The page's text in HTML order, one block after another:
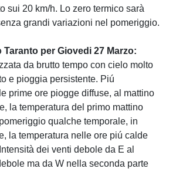
sui 20 km/h. Lo zero termico sarà
grandi variazioni nel pomeriggio.
Taranto per Giovedi 27 Marzo:
da brutto tempo con cielo molto
e pioggia persistente. Piú
prime ore piogge diffuse, al mattino
la temperatura del primo mattino
qualche temporale, in
la temperatura nelle ore piú calde
dei venti debole da E al
ma da W nella seconda parte